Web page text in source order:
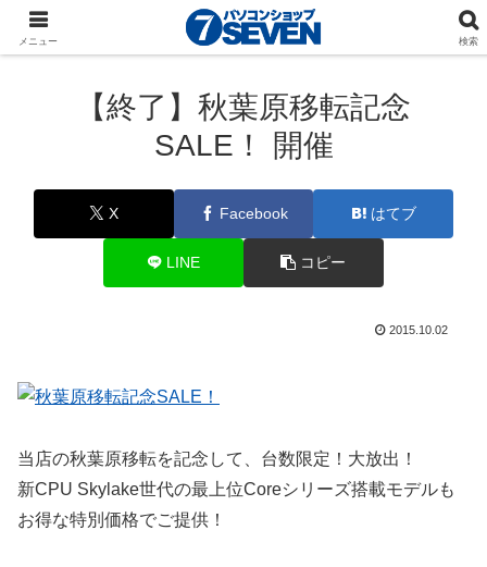
パソコンショップSEVEN ニュース
特価・セール商
品
【終了】秋葉原移転記念
SALE！ 開催
X Facebook はてブ
LINE コピー
2015.10.02
当店の秋葉原移転を記念して、台数限定！大放出！
新CPU Skylake世代の最上位Coreシリーズ搭載モデルも
お得な特別価格でご提供！
メニュー 検索